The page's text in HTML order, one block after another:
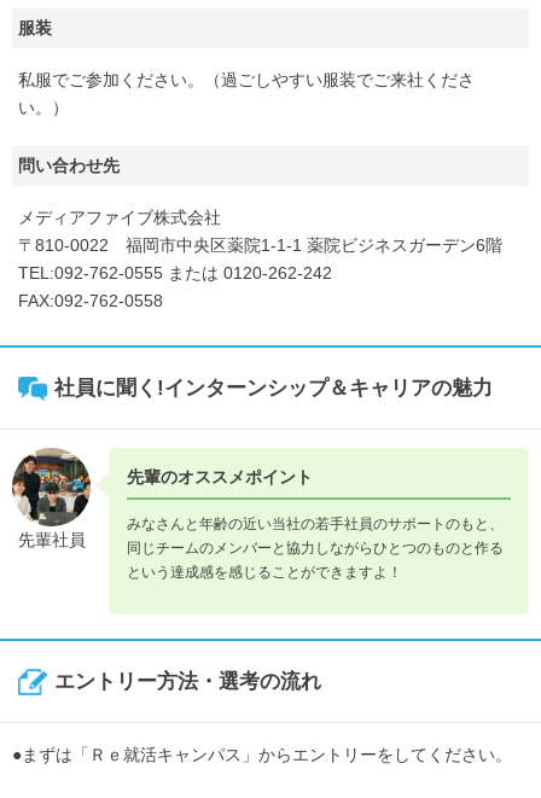
服装
私服でご参加ください。（過ごしやすい服装でご来社くださ
い。）
問い合わせ先
メディアファイブ株式会社
〒810-0022 福岡市中央区薬院1-1-1 薬院ビジネスガーデン6階
TEL:092-762-0555 または 0120-262-242
FAX:092-762-0558
社員に聞く!インターンシップ＆キャリアの魅力
先輩社員
先輩のオススメポイント
みなさんと年齢の近い当社の若手社員のサポートのもと、
同じチームのメンバーと協力しながらひとつのものと作る
という達成感を感じることができますよ！
エントリー方法・選考の流れ
●まずは「Ｒｅ就活キャンパス」からエントリーをしてください。